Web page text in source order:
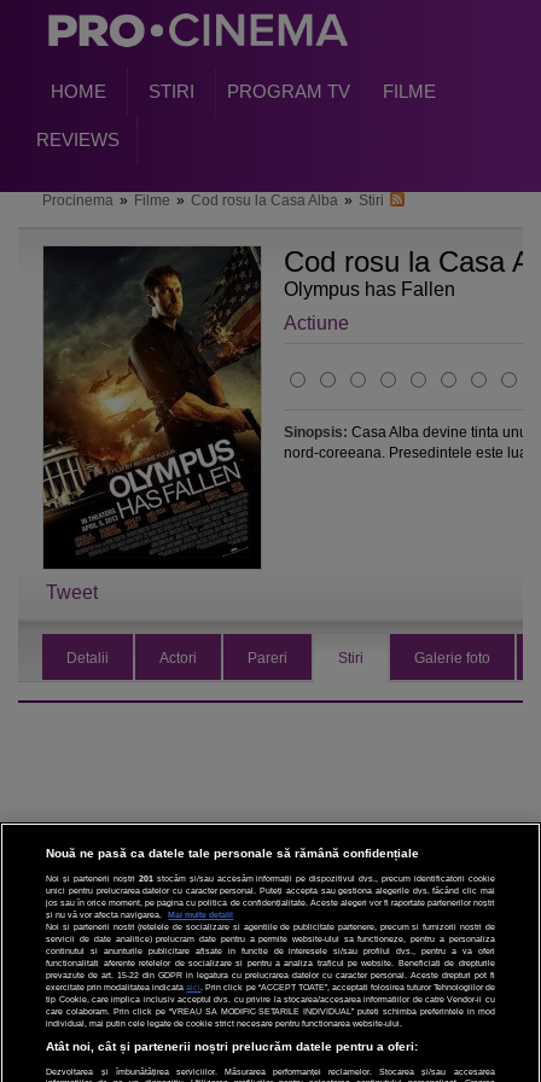
HOME STIRI PROGRAM TV FILME
REVIEWS
Procinema » Filme » Cod rosu la Casa Alba » Stiri
Tweet
Cod rosu la Casa
Olympus has Fallen
Actiune
Sinopsis: Casa Alba devine tinta unui
nord-coreeana. Presedintele este luat...
Detalii Actori Pareri Stiri Galerie foto
CINEMA
DIVERTISMENT
STIRI
TEHNOLOGIE
SPORT
Nouă ne pasă ca datele tale personale să rămână confidențiale
Noi și partenerii noștri 201 stocăm și/sau accesăm informații pe dispozitivul dvs., precum identificatorii cookie
unici pentru prelucrarea datelor cu caracter personal. Puteți accepta sau gestiona alegerile dvs. făcând clic mai
jos sau în orice moment, pe pagina cu politica de confidențialitate. Aceste alegeri vor fi raportate partenerilor noștri
și nu vă vor afecta navigarea.
Mai multe detalii
Noi si partenerii nostri (retelele de socializare si agentiile de publicitate partenere, precum si furnizorii nostri de
servicii de date analitice) prelucram date pentru a permite website-ului sa functioneze, pentru a personaliza
continutul si anunturile publicitare afisate in functie de interesele si/sau profilul dvs., pentru a va oferi
functionalitati aferente retelelor de socializare si pentru a analiza traficul pe website. Beneficiati de drepturile
prevazute de art. 15-22 din GDPR in legatura cu prelucrarea datelor cu caracter personal. Aceste drepturi pot fi
exercitate prin modalitatea indicataaici . Prin click pe “ACCEPT TOATE”, acceptati folosirea tuturor Tehnologiilor de
tip Cookie, care implica inclusiv acceptul dvs. cu privire la stocarea/accesarea informatiilor de catre Vendor-ii cu
care colaboram. Prin click pe “VREAU SA MODIFIC SETARILE INDIVIDUAL” puteti schimba preferintele in mod
individual, mai putin cele legate de cookie strict necesare pentru functionarea website-ului.
Atât noi, cât și partenerii noștri prelucrăm datele pentru a oferi:
Dezvoltarea și îmbunătățirea serviciilor. Măsurarea performanței reclamelor. Stocarea și/sau accesarea